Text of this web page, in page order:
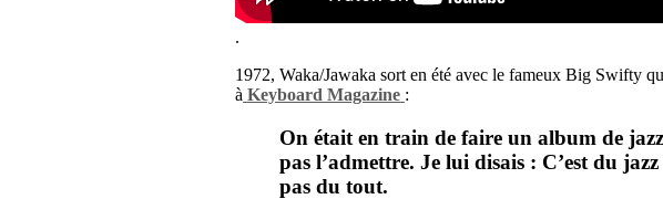
.
1972, Waka/Jawaka sort en été avec le fameux Big Swifty
à Keyboard Magazine :
On était en train de faire un album de
pas l’admettre. Je lui disais : C’est du
pas du tout.